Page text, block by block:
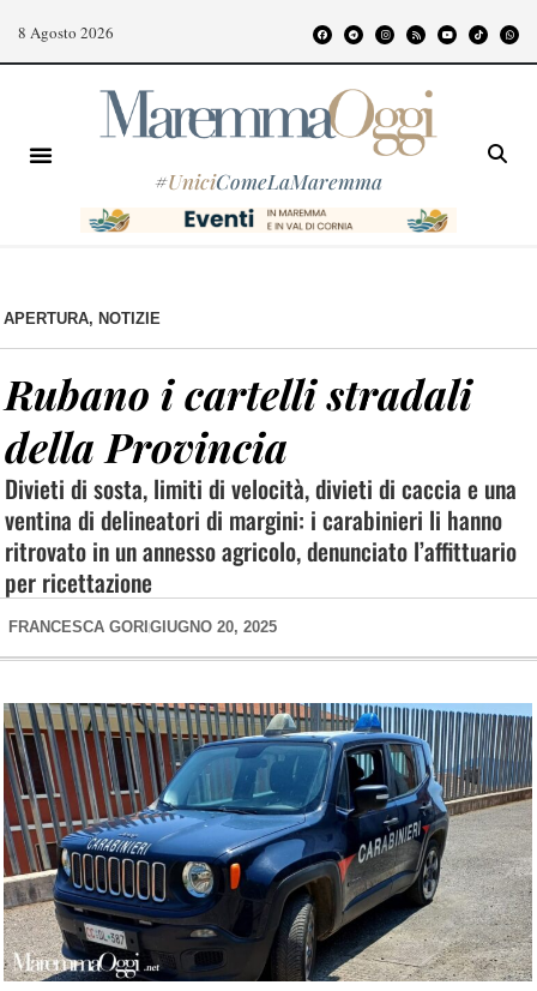
8 Agosto 2026
#UniciComeLaMaremma
APERTURA, NOTIZIE
Rubano i cartelli stradali
della Provincia
Divieti di sosta, limiti di velocità, divieti di caccia e una
ventina di delineatori di margini: i carabinieri li hanno
ritrovato in un annesso agricolo, denunciato l’affittuario
per ricettazione
FRANCESCA GORI GIUGNO 20, 2025